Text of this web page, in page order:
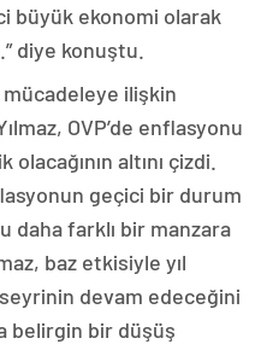
büyük ekonomi olarak
diye konuştu.
ilişkin
OVP’de enflasyonu
altını çizdi.
geçici bir durum
daha farklı bir manzara
baz etkisiyle yıl
devam edeceğini
belirgin bir düşüş